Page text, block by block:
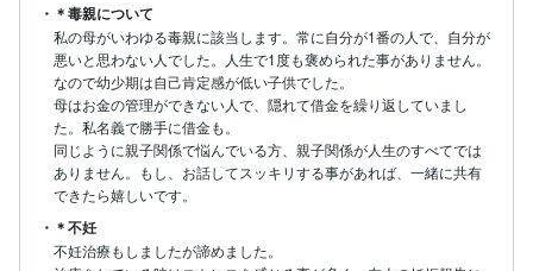
・＊毒親について
私の母がいわゆる毒親に該当します。常に自分が1番の人で、自分が
悪いと思わない人でした。人生で1度も褒められた事がありません。
なので幼少期は自己肯定感が低い子供でした。
母はお金の管理ができない人で、隠れて借金を繰り返していまし
た。私名義で勝手に借金も。
同じように親子関係で悩んでいる方、親子関係が人生のすべてでは
ありません。もし、お話してスッキリする事があれば、一緒に共有
できたら嬉しいです。
・＊不妊
不妊治療もしましたが諦めました。